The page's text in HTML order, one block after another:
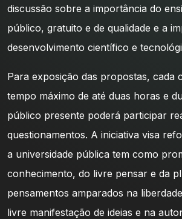
discussão sobre a importância do
público, gratuito e de qualidade e a
desenvolvimento científico e
Para exposição das propostas, cada
tempo máximo de até duas horas e
público presente poderá participar
questionamentos. A iniciativa visa
a universidade pública tem como
conhecimento, do livre pensar e da
pensamentos amparados na
livre manifestação de ideias e na